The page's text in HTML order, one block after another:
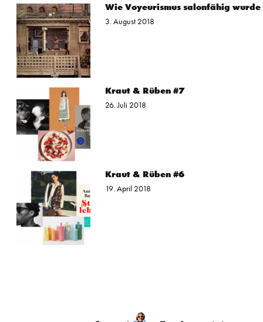
Wie Voyeurismus salonfähig wurde
3. August 2018
Kraut & Rüben #7
26. Juli 2018
Kraut & Rüben #6
19. April 2018